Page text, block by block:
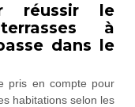
réussir le
à
dans le
pris en compte pour
habitations selon les